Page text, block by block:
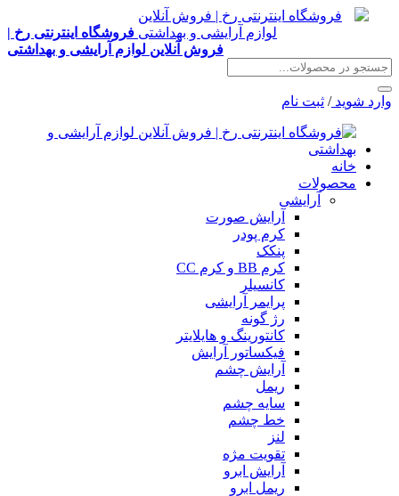
فروشگاه اینترنتی رخ |
فروش آنلاین لوازم آرایشی و بهداشتی
وارد شوید / ثبت نام
خانه
محصولات
آرایشی
آرایش صورت
کرم پودر
پنکک
کرم BB و کرم CC
کانسیلر
پرایمر آرایشی
رژ گونه
کانتورینگ و هایلایتر
فیکساتور آرایش
آرایش چشم
ریمل
سایه چشم
خط چشم
لنز
تقویت مژه
آرایش ابرو
ریمل ابرو